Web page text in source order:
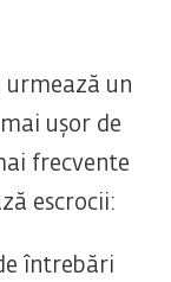
urmează un
ușor de
frecvente
escrocii:
întrebări